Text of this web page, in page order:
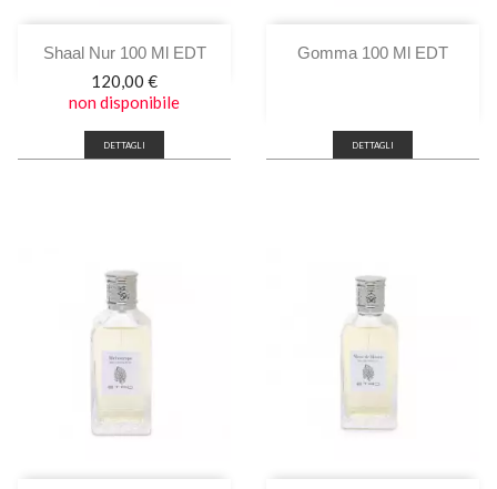
Shaal Nur 100 Ml EDT
Prezzo
120,00 €
non disponibile
DETTAGLI
Gomma 100 Ml EDT
DETTAGLI